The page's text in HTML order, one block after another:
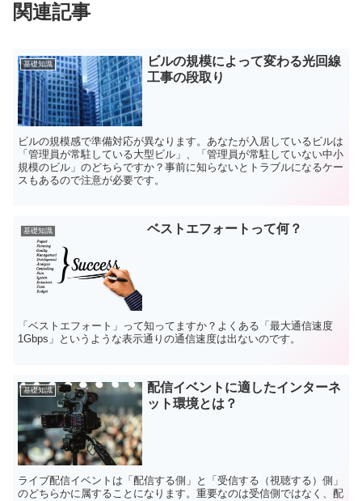
関連記事
基礎知識
ビルの規模によって変わる光回線
工事の段取り
ビルの規模感で準備対応が異なります。あなたが入居しているビルは
「管理員が常駐している大型ビル」、「管理員が常駐していない中小
規模のビル」のどちらですか？事前に知らないとトラブルになるケー
スもあるので注意が必要です。
基礎知識 ベストエフォートって何？
「ベストエフォート」って知ってますか？よくある「最大通信速度
1Gbps」というような表示通りの通信速度は出ないのです。
基礎知識
配信イベントに適したインターネ
ット環境とは？
ライブ配信イベントは「配信する側」と「受信する（視聴する）側」
のどちらかに属することになります。重要なのは受信側ではなく、配